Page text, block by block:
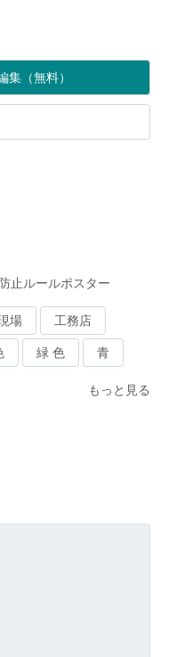
集（無料）
止ルールポスター
場 工務店
緑 色 青
もっと見る